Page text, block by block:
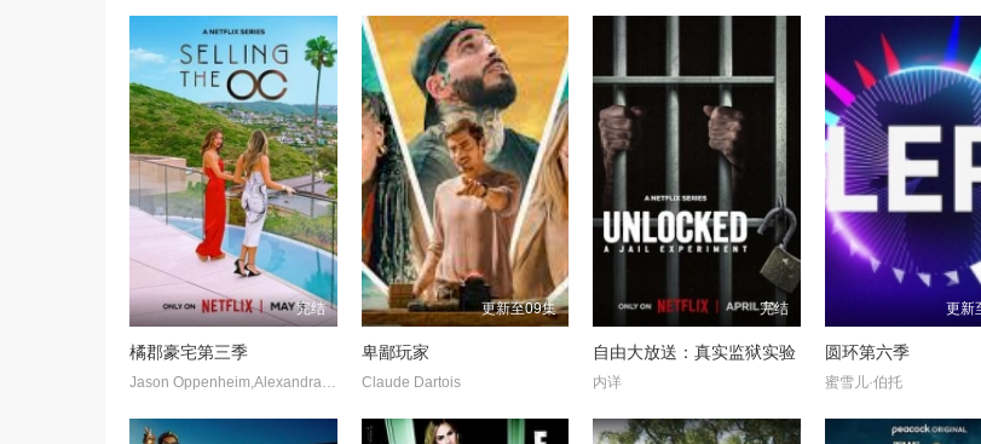
完结
橘郡豪宅第三季
Jason Oppenheim,Alexandra Hall,Brandi Marshall
更新至09集
卑鄙玩家
Claude Dartois
完结
自由大放送：真实监狱实验
内详
更新
圆环第六季
蜜雪儿·伯托